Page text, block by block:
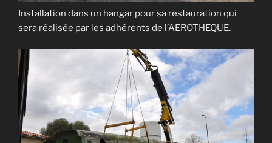
Installation dans un hangar pour sa restauration qui
sera réalisée par les adhérents de l’AEROTHEQUE.